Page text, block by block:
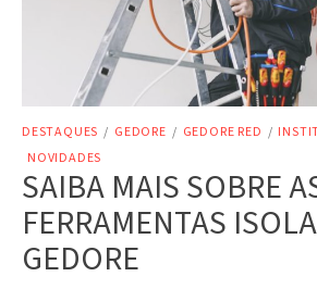
DESTAQUES / GEDORE / GEDORE RED /
NOVIDADES
SAIBA MAIS SOBRE
FERRAMENTAS
GEDORE